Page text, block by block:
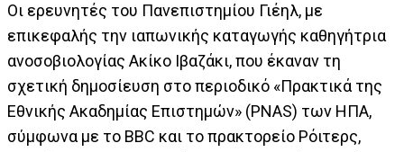
Οι ερευνητές του Πανεπιστημίου Γιέηλ, με
επικεφαλής την ιαπωνικής καταγωγής καθηγήτρια
ανοσοβιολογίας Ακίκο Ιβαζάκι, που έκαναν τη
σχετική δημοσίευση στο περιοδικό «Πρακτικά της
Εθνικής Ακαδημίας Επιστημών» (PNAS) των ΗΠΑ,
σύμφωνα με το BBC και το πρακτορείο Ρόιτερς,